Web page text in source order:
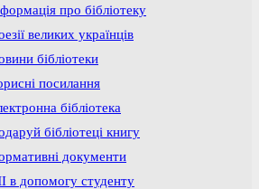
про бібліотеку
великих українців
бібліотеки
посилання
бібліотека
бібліотеці книгу
документи
в допомогу студенту